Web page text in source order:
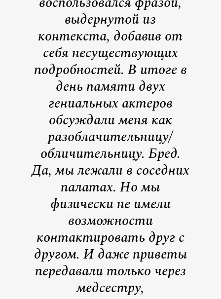
выдернутой из
контекста, добавив от
себя несуществующих
подробностей. В итоге в
день памяти двух
гениальных актеров
обсуждали меня как
разоблачительницу/
обличительницу. Бред.
Да, мы лежали в соседних
палатах. Но мы
физически не имели
возможности
контактировать друг с
другом. И даже приветы
передавали только через
медсестру,